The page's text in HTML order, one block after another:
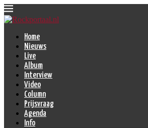
Home
Nieuws
Live
Album
Interview
Video
Column
Prijsvraag
Agenda
Info